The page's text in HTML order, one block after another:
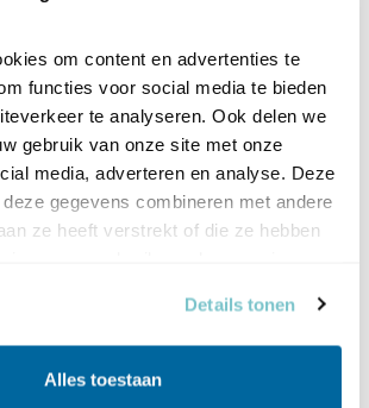
om content en advertenties te
functies voor social media te bieden
te analyseren. Ook delen we
gebruik van onze site met onze
media, adverteren en analyse. Deze
gegevens combineren met andere
ze heeft verstrekt of die ze hebben
Details tonen
Alles toestaan